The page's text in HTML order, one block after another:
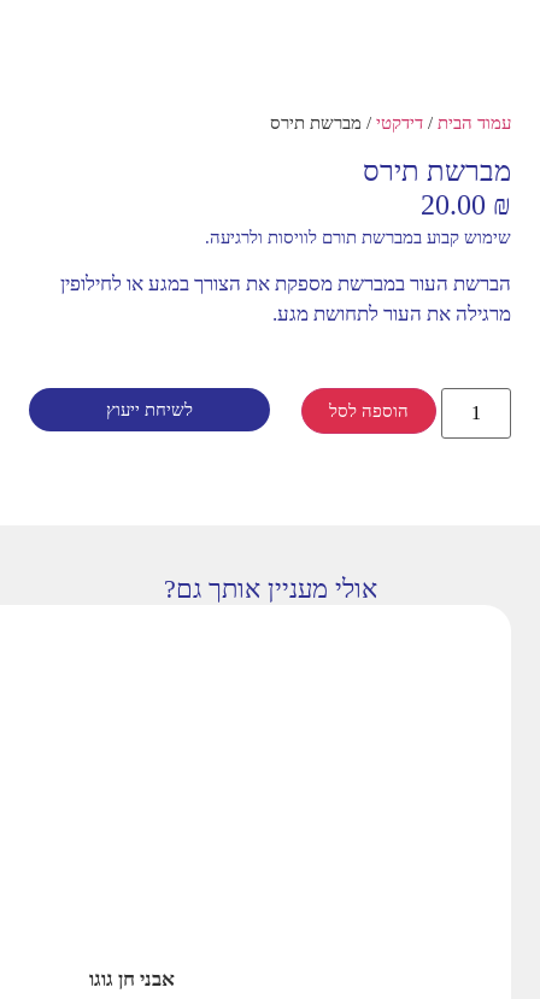
עמוד הבית / דידקטי / מברשת תירס
מברשת תירס
20.00 ₪
שימוש קבוע במברשת תורם לוויסות ולרגיעה.
הברשת העור במברשת מספקת את הצורך במגע או לחילופין
מרגילה את העור לתחושת מגע.
הוספה לסל לשיחת ייעוץ
אולי מעניין אותך גם?
אבני חן גוגו